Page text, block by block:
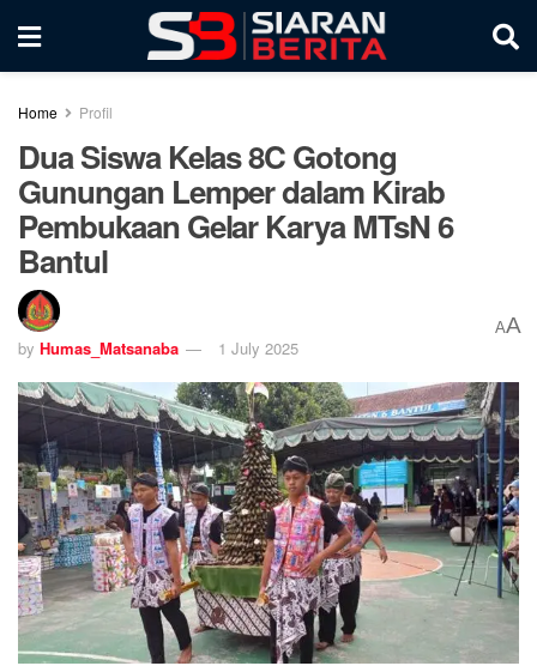
Home Profil
Dua Siswa Kelas 8C Gotong
Gunungan Lemper dalam Kirab
Pembukaan Gelar Karya MTsN 6
Bantul
by Humas_Matsanaba 1 July 2025
AA